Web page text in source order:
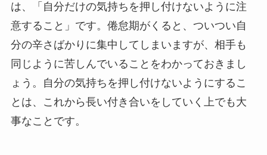
は、「自分だけの気持ちを押し付けないように注
意すること」です。倦怠期がくると、ついつい自
分の辛さばかりに集中してしまいますが、相手も
同じように苦しんでいることをわかっておきまし
ょう。自分の気持ちを押し付けないようにするこ
とは、これから長い付き合いをしていく上でも大
事なことです。